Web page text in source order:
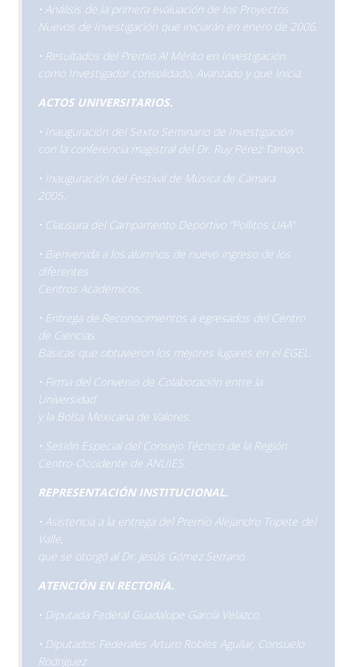
• Análisis de la primera evaluación de los Proyectos
Nuevos de Investigación que iniciarán en enero de 2006.
• Resultados del Premio Al Mérito en Investigación
como Investigador consolidado, Avanzado y que Inicia.
ACTOS UNIVERSITARIOS.
• Inauguración del Sexto Seminario de Investigación
con la conferencia magistral del Dr. Ruy Pérez Tamayo.
• Inauguración del Festival de Música de Cámara
2005.
• Clausura del Campamento Deportivo “Pollitos UAA”.
• Bienvenida a los alumnos de nuevo ingreso de los
diferentes
Centros Académicos.
• Entrega de Reconocimientos a egresados del Centro
de Ciencias
Básicas que obtuvieron los mejores lugares en el EGEL.
• Firma del Convenio de Colaboración entre la
Universidad
y la Bolsa Mexicana de Valores.
• Sesión Especial del Consejo Técnico de la Región
Centro-Occidente de ANUIES.
REPRESENTACIÓN INSTITUCIONAL.
• Asistencia a la entrega del Premio Alejandro Topete del
Valle,
que se otorgó al Dr. Jesús Gómez Serrano.
ATENCIÓN EN RECTORÍA.
• Diputada Federal Guadalupe García Velazco.
• Diputados Federales Arturo Robles Aguilar, Consuelo
Rodríguez